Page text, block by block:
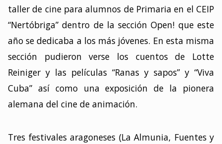
taller de cine para alumnos de Primaria en el CEIP
“Nertóbriga” dentro de la sección Open! que este
año se dedicaba a los más jóvenes. En esta misma
sección pudieron verse los cuentos de Lotte
Reiniger y las películas “Ranas y sapos” y “Viva
Cuba” así como una exposición de la pionera
alemana del cine de animación.
Tres festivales aragoneses (La Almunia, Fuentes y